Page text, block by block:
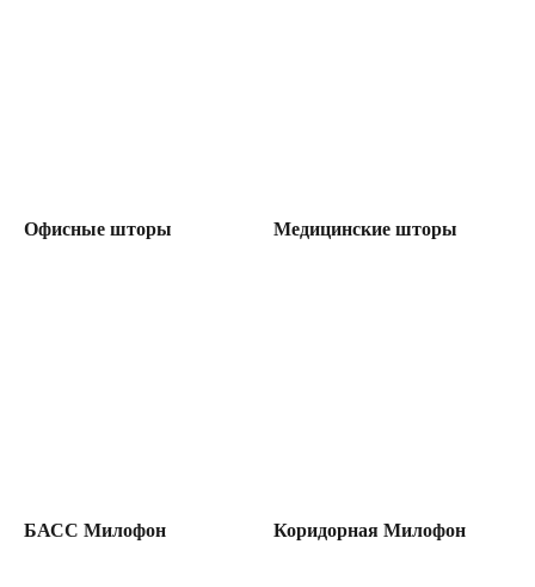
Офисные шторы Медицинские шторы
БАСС Милофон Коридорная Милофон